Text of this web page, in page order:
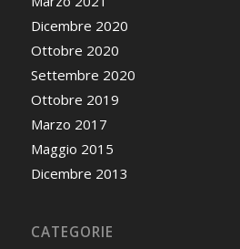
Dicembre 2020
Ottobre 2020
Settembre 2020
Ottobre 2019
Marzo 2017
Maggio 2015
Dicembre 2013
CATEGORIE